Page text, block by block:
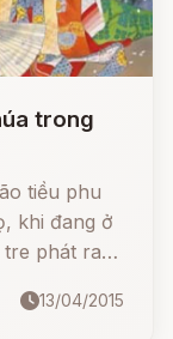
trong
tiều phu
khi đang ở
phát ra
sáng ấy là
13/04/2015